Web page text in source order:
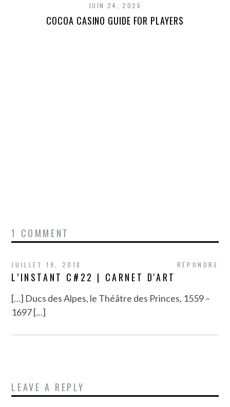
JUIN 24, 2026
COCOA CASINO GUIDE FOR PLAYERS
1 COMMENT
RÉPONDRE
JUILLET 19, 2018
L’INSTANT C#22 | CARNET D'ART
[…] Ducs des Alpes, le Théâtre des Princes, 1559 –
1697 […]
LEAVE A REPLY